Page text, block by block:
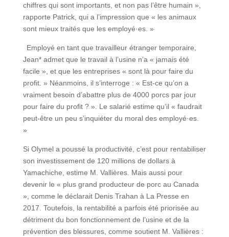
chiffres qui sont importants, et non pas l’être humain »,
rapporte Patrick, qui a l’impression que « les animaux
sont mieux traités que les employé·es. »
Employé en tant que travailleur étranger temporaire,
Jean* admet que le travail à l’usine n’a « jamais été
facile », et que les entreprises « sont là pour faire du
profit. » Néanmoins, il s’interroge : « Est-ce qu’on a
vraiment besoin d’abattre plus de 4000 porcs par jour
pour faire du profit ? ». Le salarié estime qu’il « faudrait
peut-être un peu s’inquiéter du moral des employé·es.
»
Si Olymel a poussé la productivité, c’est pour rentabiliser
son investissement de 120 millions de dollars à
Yamachiche, estime M. Vallières. Mais aussi pour
devenir le « plus grand producteur de porc au Canada
», comme le déclarait Denis Trahan à La Presse en
2017. Toutefois, la rentabilité a parfois été priorisée au
détriment du bon fonctionnement de l’usine et de la
prévention des blessures, comme soutient M. Vallières :